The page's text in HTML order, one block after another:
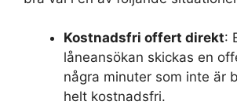
Kostnadsfri offert direkt:
låneansökan skickas en
några minuter som inte är
helt kostnadsfri.